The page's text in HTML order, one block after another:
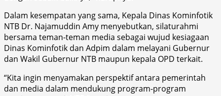
Dalam kesempatan yang sama, Kepala Dinas Kominfotik
NTB Dr. Najamuddin Amy menyebutkan, silaturahmi
bersama teman-teman media sebagai wujud kesiagaan
Dinas Kominfotik dan Adpim dalam melayani Gubernur
dan Wakil Gubernur NTB maupun kepala OPD terkait.
“Kita ingin menyamakan perspektif antara pemerintah
dan media dalam mendukung program-program